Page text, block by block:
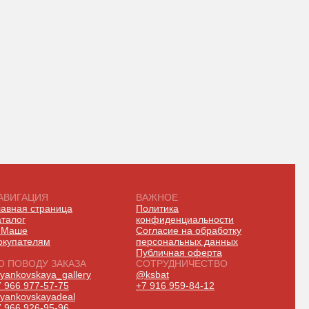
страница
ВАЖНОЕ
Политика
конфиденциальности
Согласие на обработку
персональных данных
Публичная оферта
ПОВОДУ ЗАКАЗА
966 977-57-75
СОТРУДНИЧЕСТВО
@ksbat
+7 916 959-84-12